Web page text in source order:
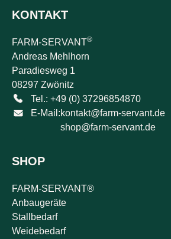
KONTAKT
FARM-SERVANT®
Andreas Mehlhorn
Paradiesweg 1
08297 Zwönitz
Tel.: +49 (0) 37296854870
E-Mail:kontakt@farm-servant.de
shop@farm-servant.de
SHOP
FARM-SERVANT®
Anbaugeräte
Stallbedarf
Weidebedarf